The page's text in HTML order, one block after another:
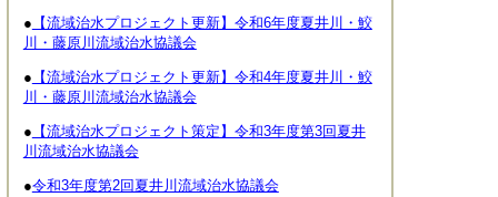
● 【流域治水プロジェクト更新】令和6年度夏井川・鮫
川・藤原川流域治水協議会
● 【流域治水プロジェクト更新】令和4年度夏井川・鮫
川・藤原川流域治水協議会
● 【流域治水プロジェクト策定】令和3年度第3回夏井
川流域治水協議会
●令和3年度第2回夏井川流域治水協議会